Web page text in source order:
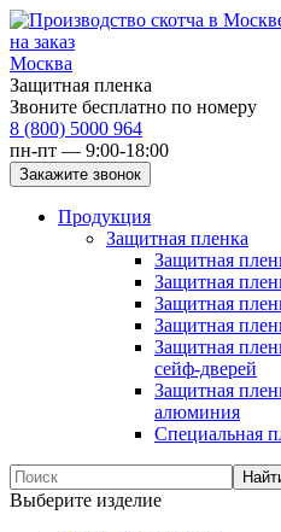
Москва
Защитная пленка
Звоните бесплатно по номеру
8 (800) 5000 964
пн-пт — 9:00-18:00
Продукция
Защитная пленка
Защитная
Защитная
Защитная
Защитная
Защитная
сейф-дверей
Защитная
алюминия
Специальная
Выберите изделие